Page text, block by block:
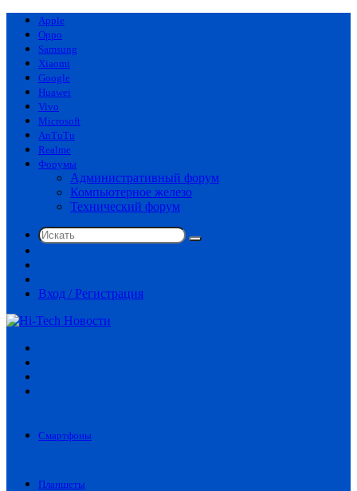
Apple
Oppo
Samsung
Xiaomi
Google
Huawei
Vivo
Microsoft
AnTuTu
Realme
Форумы
Административный форум
Компьютерное железо
Технический форум
Искать
статья
Вход / Регистрация
Смартфоны
Планшеты